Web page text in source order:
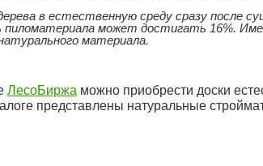
в естественную среду сразу после
пиломатериала может достигать 16%.
материала.
ЛесоБиржа можно приобрести доски
представлены натуральные